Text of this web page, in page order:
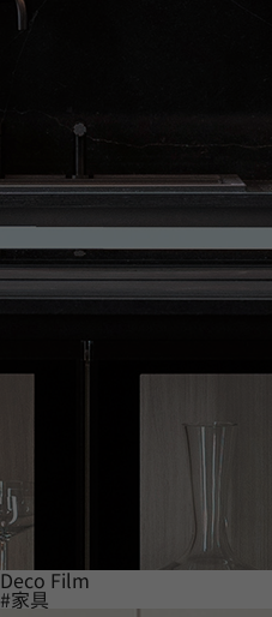
Deco Film
#家具